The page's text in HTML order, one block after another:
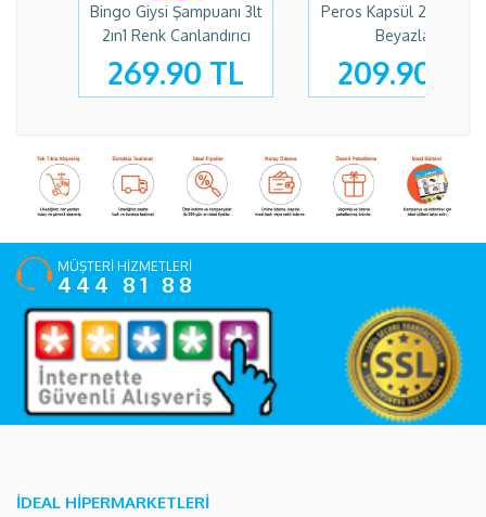
Bingo Giysi Şampuanı 3lt
2ın1 Renk Canlandırıcı
269.90 TL
Peros Kapsül 26
Beyazlar
209.90 TL
MÜŞTERİ HİZMETLERİ
444 81 88
İDEAL HİPERMARKETLERİ